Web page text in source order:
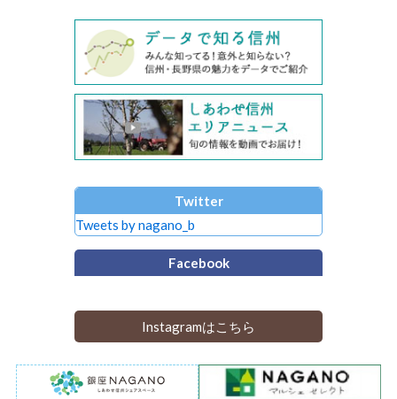
Twitter
Tweets by nagano_b
Facebook
Instagramはこちら